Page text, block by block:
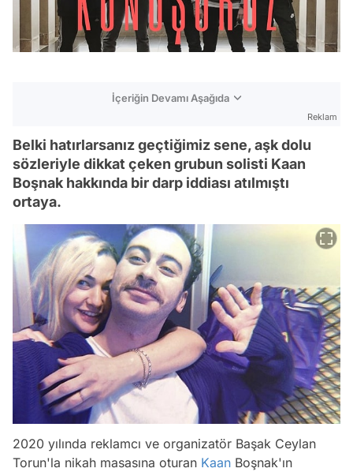
İçeriğin Devamı Aşağıda
Reklam
Belki hatırlarsanız geçtiğimiz sene, aşk dolu
sözleriyle dikkat çeken grubun solisti Kaan
Boşnak hakkında bir darp iddiası atılmıştı
ortaya.
2020 yılında reklamcı ve organizatör Başak Ceylan
Torun'la nikah masasına oturan Kaan Boşnak'ın